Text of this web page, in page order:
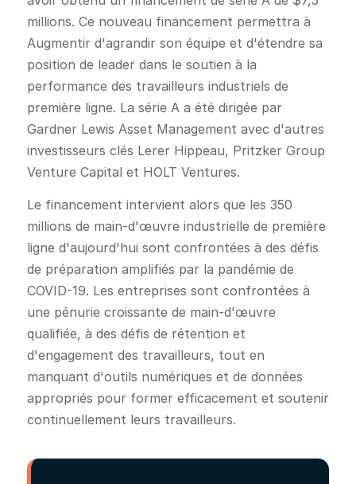
millions. Ce nouveau financement permettra à
Augmentir d'agrandir son équipe et d'étendre sa
position de leader dans le soutien à la
performance des travailleurs industriels de
première ligne. La série A a été dirigée par
Gardner Lewis Asset Management avec d'autres
investisseurs clés Lerer Hippeau, Pritzker Group
Venture Capital et HOLT Ventures.
Le financement intervient alors que les 350
millions de main-d'œuvre industrielle de première
ligne d'aujourd'hui sont confrontées à des défis
de préparation amplifiés par la pandémie de
COVID-19. Les entreprises sont confrontées à
une pénurie croissante de main-d'œuvre
qualifiée, à des défis de rétention et
d'engagement des travailleurs, tout en
manquant d'outils numériques et de données
appropriés pour former efficacement et soutenir
continuellement leurs travailleurs.